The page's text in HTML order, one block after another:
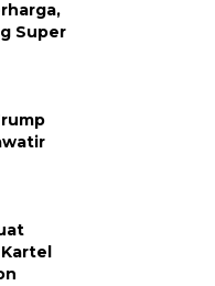
Super